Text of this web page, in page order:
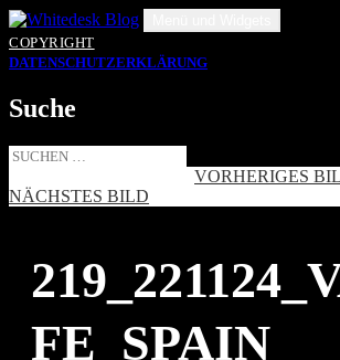
Zum
Inhalt
springen
COPYRIGHT
DATENSCHUTZERKLÄRUNG
Suche
Suche
VORHERIGES
NÄCHSTES BILD
FE_SPAIN